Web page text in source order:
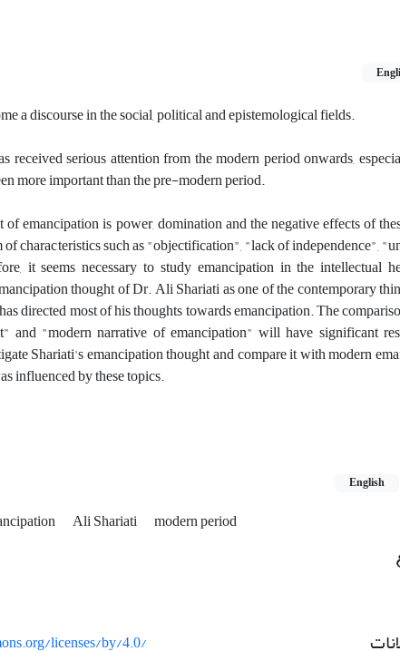
a discourse in the social, political and epistemological fields.
received serious attention from the modern period onwards,
more important than the pre-modern period.
emancipation is power, domination and the negative effects of
characteristics such as "objectification", "lack of independence",
it seems necessary to study emancipation in the intellectual
thought of Dr. Ali Shariati as one of the contemporary
directed most of his thoughts towards emancipation. The
and "modern narrative of emancipation" will have significant
Shariati's emancipation thought and compare it with modern
influenced by these topics.
English
Ali Shariati
modern period
licenses/by/4.0/